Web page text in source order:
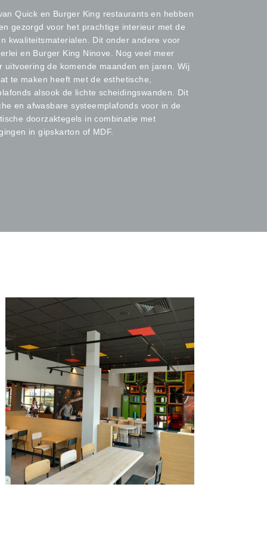
Quick en Burger King restaurants en hebben
gezorgd voor het prachtige interieur met de
kwaliteitsmaterialen. Dit onder andere voor
en Burger King Ninove. Nog veel meer
de komende maanden en jaren. Wij
te maken heeft met de esthetische,
alsook de lichte scheidingswanden. Dit
en afwasbare systeemplafonds voor in de
doorzaktegels in combinatie met
in gipskarton of MDF.